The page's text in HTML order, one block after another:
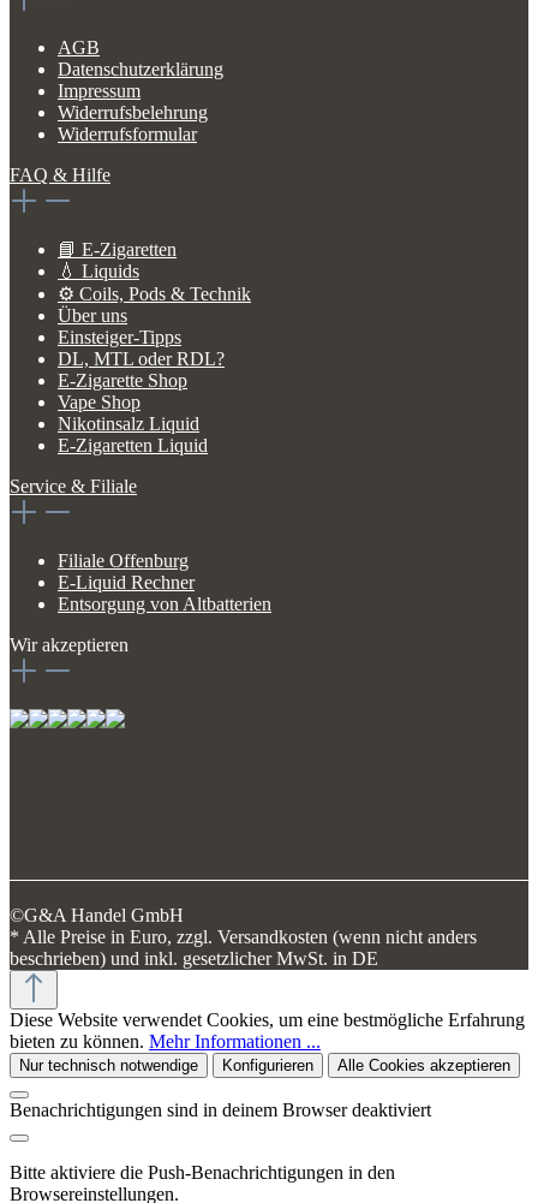
AGB
Datenschutzerklärung
Impressum
Widerrufsbelehrung
Widerrufsformular
FAQ & Hilfe
📘 E-Zigaretten
💧 Liquids
⚙️ Coils, Pods & Technik
Über uns
Einsteiger-Tipps
DL, MTL oder RDL?
E-Zigarette Shop
Vape Shop
Nikotinsalz Liquid
E-Zigaretten Liquid
Service & Filiale
Filiale Offenburg
E-Liquid Rechner
Entsorgung von Altbatterien
Wir akzeptieren
©G&A Handel GmbH
* Alle Preise in Euro, zzgl. Versandkosten (wenn nicht anders
beschrieben) und inkl. gesetzlicher MwSt. in DE
Diese Website verwendet Cookies, um eine bestmögliche Erfahrung
bieten zu können. Mehr Informationen ...
Nur technisch notwendige Konfigurieren Alle Cookies akzeptieren
Benachrichtigungen sind in deinem Browser deaktiviert
Bitte aktiviere die Push-Benachrichtigungen in den
Browsereinstellungen.